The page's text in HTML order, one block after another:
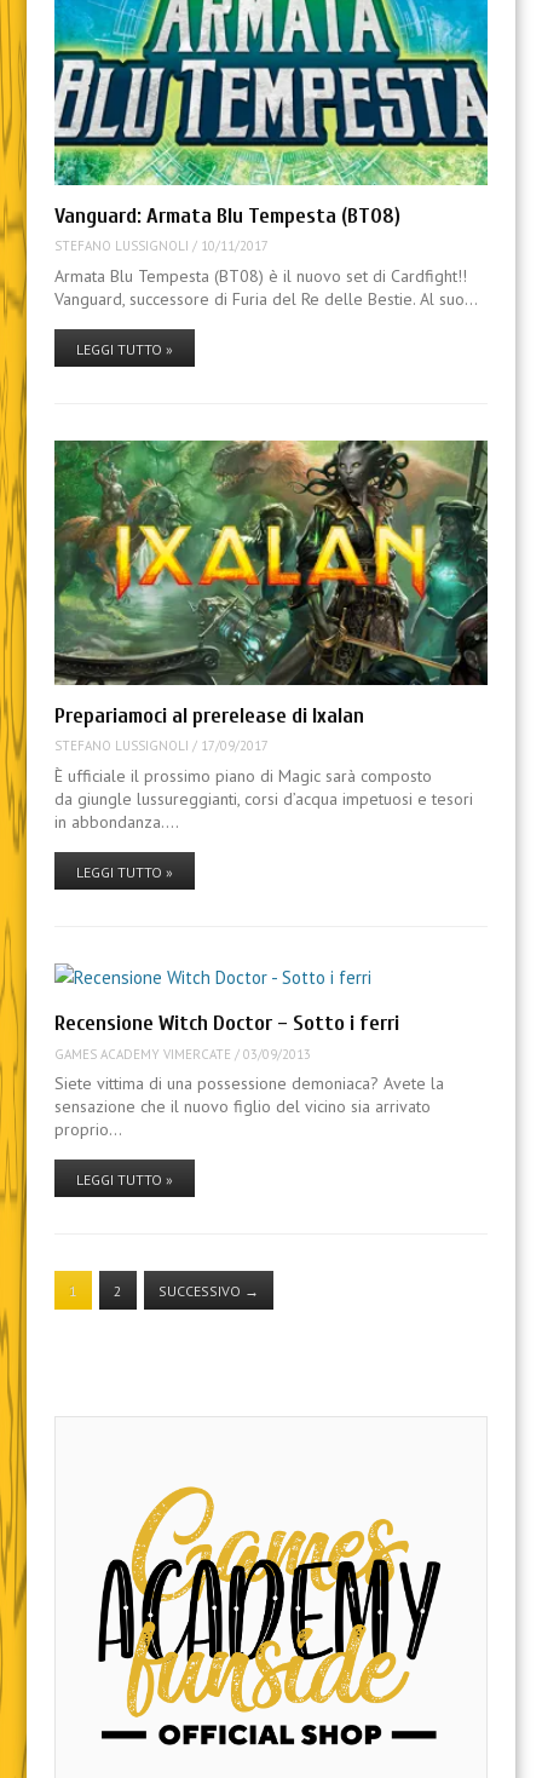
Vanguard: Armata Blu Tempesta (BT08)
STEFANO LUSSIGNOLI / 10/11/2017
Armata Blu Tempesta (BT08) è il nuovo set di Cardfight!!
Vanguard, successore di Furia del Re delle Bestie. Al suo…
LEGGI TUTTO »
Prepariamoci al prerelease di Ixalan
STEFANO LUSSIGNOLI / 17/09/2017
È ufficiale il prossimo piano di Magic sarà composto
da giungle lussureggianti, corsi d’acqua impetuosi e tesori
in abbondanza.…
LEGGI TUTTO »
Recensione Witch Doctor – Sotto i ferri
GAMES ACADEMY VIMERCATE / 03/09/2013
Siete vittima di una possessione demoniaca? Avete la
sensazione che il nuovo figlio del vicino sia arrivato
proprio…
LEGGI TUTTO »
1 2 SUCCESSIVO →